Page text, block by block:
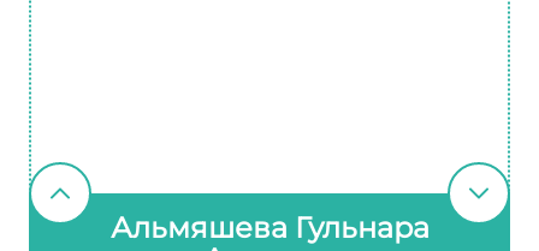
Альмяшева Гульнара